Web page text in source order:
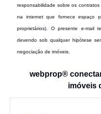
responsabilidade sobre os
na internet que fornece espaço
proprietários). O presente e-mail
devendo sob qualquer hipótese
negociação de imóveis.
webprop®
imóveis